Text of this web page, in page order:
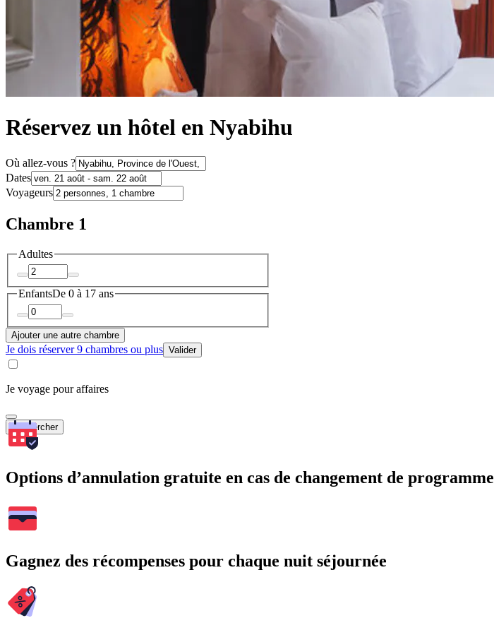
Réservez un hôtel en Nyabihu
Où allez-vous ?
Dates
Voyageurs
Chambre 1
Adultes
EnfantsDe 0 à 17 ans
Ajouter une autre chambre
Je dois réserver 9 chambres ou plus Valider
Je voyage pour affaires
Rechercher
Options d’annulation gratuite en cas de changement de programme
Gagnez des récompenses pour chaque nuit séjournée